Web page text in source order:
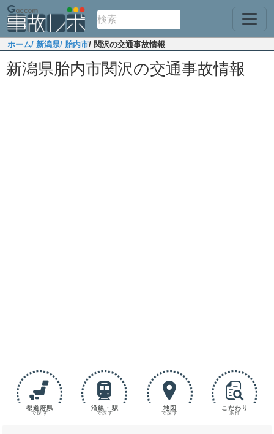
ホーム/ 新潟県/ 胎内市/ 関沢の交通事故情報
新潟県胎内市関沢の交通事故情報
都道府県
で探す
沿線・駅
で探す
地図
で探す
こだわり
条件